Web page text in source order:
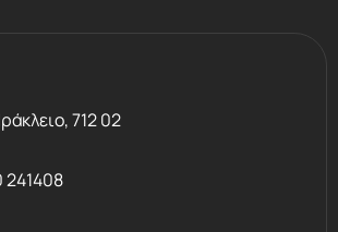
712 02
241408